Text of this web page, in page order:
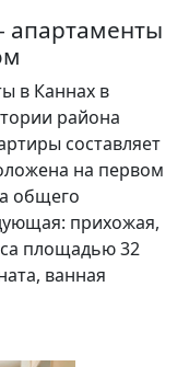
апартаменты
в Каннах в
района
составляет
на первом
общего
прихожая,
площадью 32
ванная